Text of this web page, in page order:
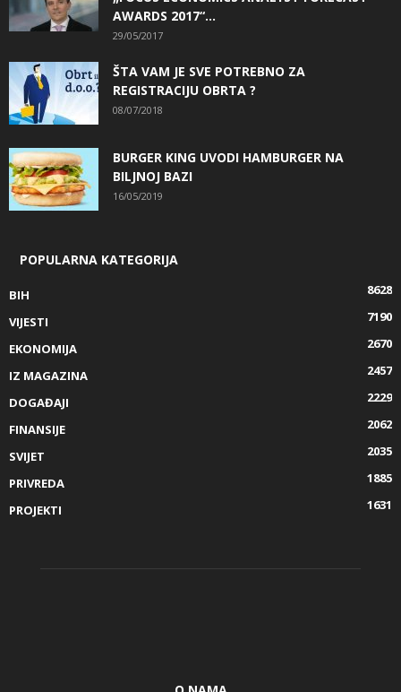
AWARDS 2017“...
29/05/2017
ŠTA VAM JE SVE POTREBNO ZA
REGISTRACIJU OBRTA ?
08/07/2018
BURGER KING UVODI HAMBURGER NA
BILJNOJ BAZI
16/05/2019
POPULARNA KATEGORIJA
BIH
8628
VIJESTI
7190
EKONOMIJA
2670
IZ MAGAZINA
2457
DOGAĐAJI
2229
FINANSIJE
2062
SVIJET
2035
PRIVREDA
1885
PROJEKTI
1631